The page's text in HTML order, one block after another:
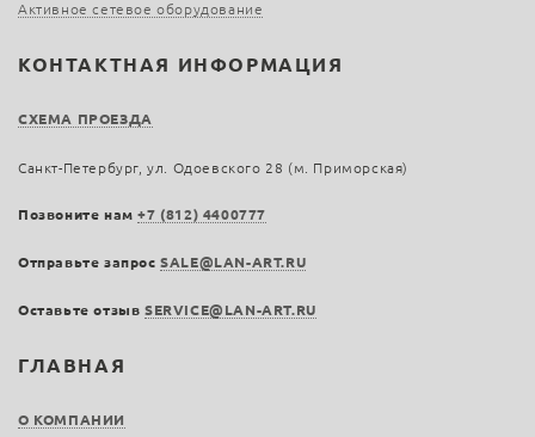
ГЛАВНАЯ
О КОМПАНИИ
Активное сетевое оборудование
КОНТАКТНАЯ ИНФОРМАЦИЯ
СХЕМА ПРОЕЗДА
Санкт-Петербург, ул. Одоевского 28 (м. Приморская)
Позвоните нам+7 (812) 4400777
Отправьте запросSALE@LAN-ART.RU
Оставьте отзыв SERVICE@LAN-ART.RU